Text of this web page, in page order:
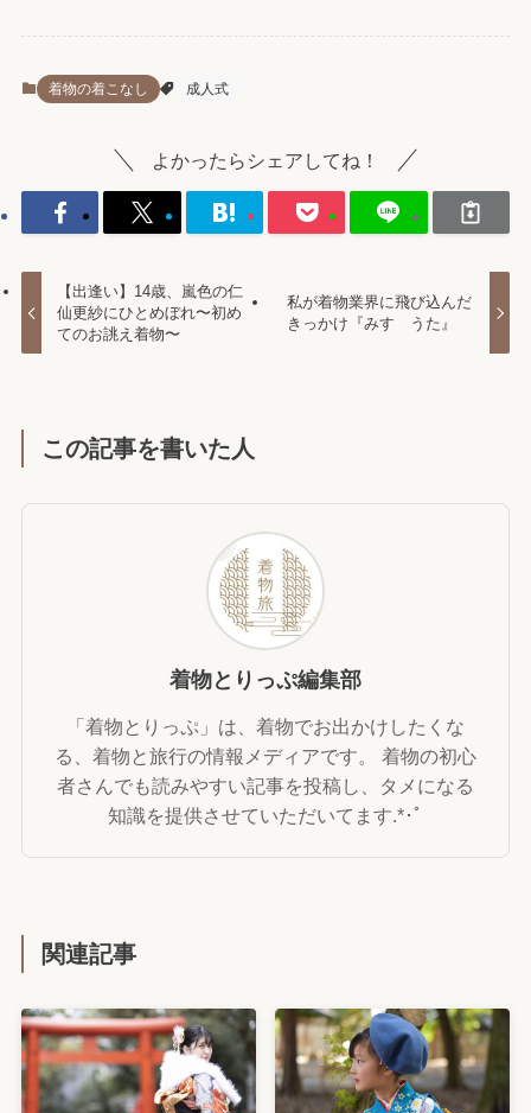
着物の着こなし 成人式
よかったらシェアしてね！
【出逢い】14歳、嵐色の仁
仙更紗にひとめぼれ〜初め
てのお誂え着物〜
私が着物業界に飛び込んだ
きっかけ『みすゞうた』
この記事を書いた人
着物とりっぷ編集部
「着物とりっぷ」は、着物でお出かけしたくな
る、着物と旅行の情報メディアです。 着物の初心
者さんでも読みやすい記事を投稿し、タメになる
知識を提供させていただいてます.*･ﾟ⁡
関連記事